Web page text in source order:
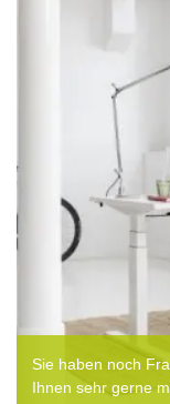
Sie haben noch
Ihnen sehr gerne